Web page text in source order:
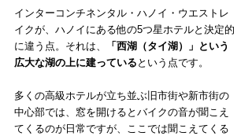
インターコンチネンタル・ハノイ・ウエストレ
イクが、ハノイにある他の5つ星ホテルと決定的
に違う点。それは、
「西湖（タイ湖）」という
広大な湖の上に建っている という点です。
多くの高級ホテルが立ち並ぶ旧市街や新市街の
中心部では、窓を開けるとバイクの音が聞こえ
てくるのが日常ですが、ここでは聞こえてくる